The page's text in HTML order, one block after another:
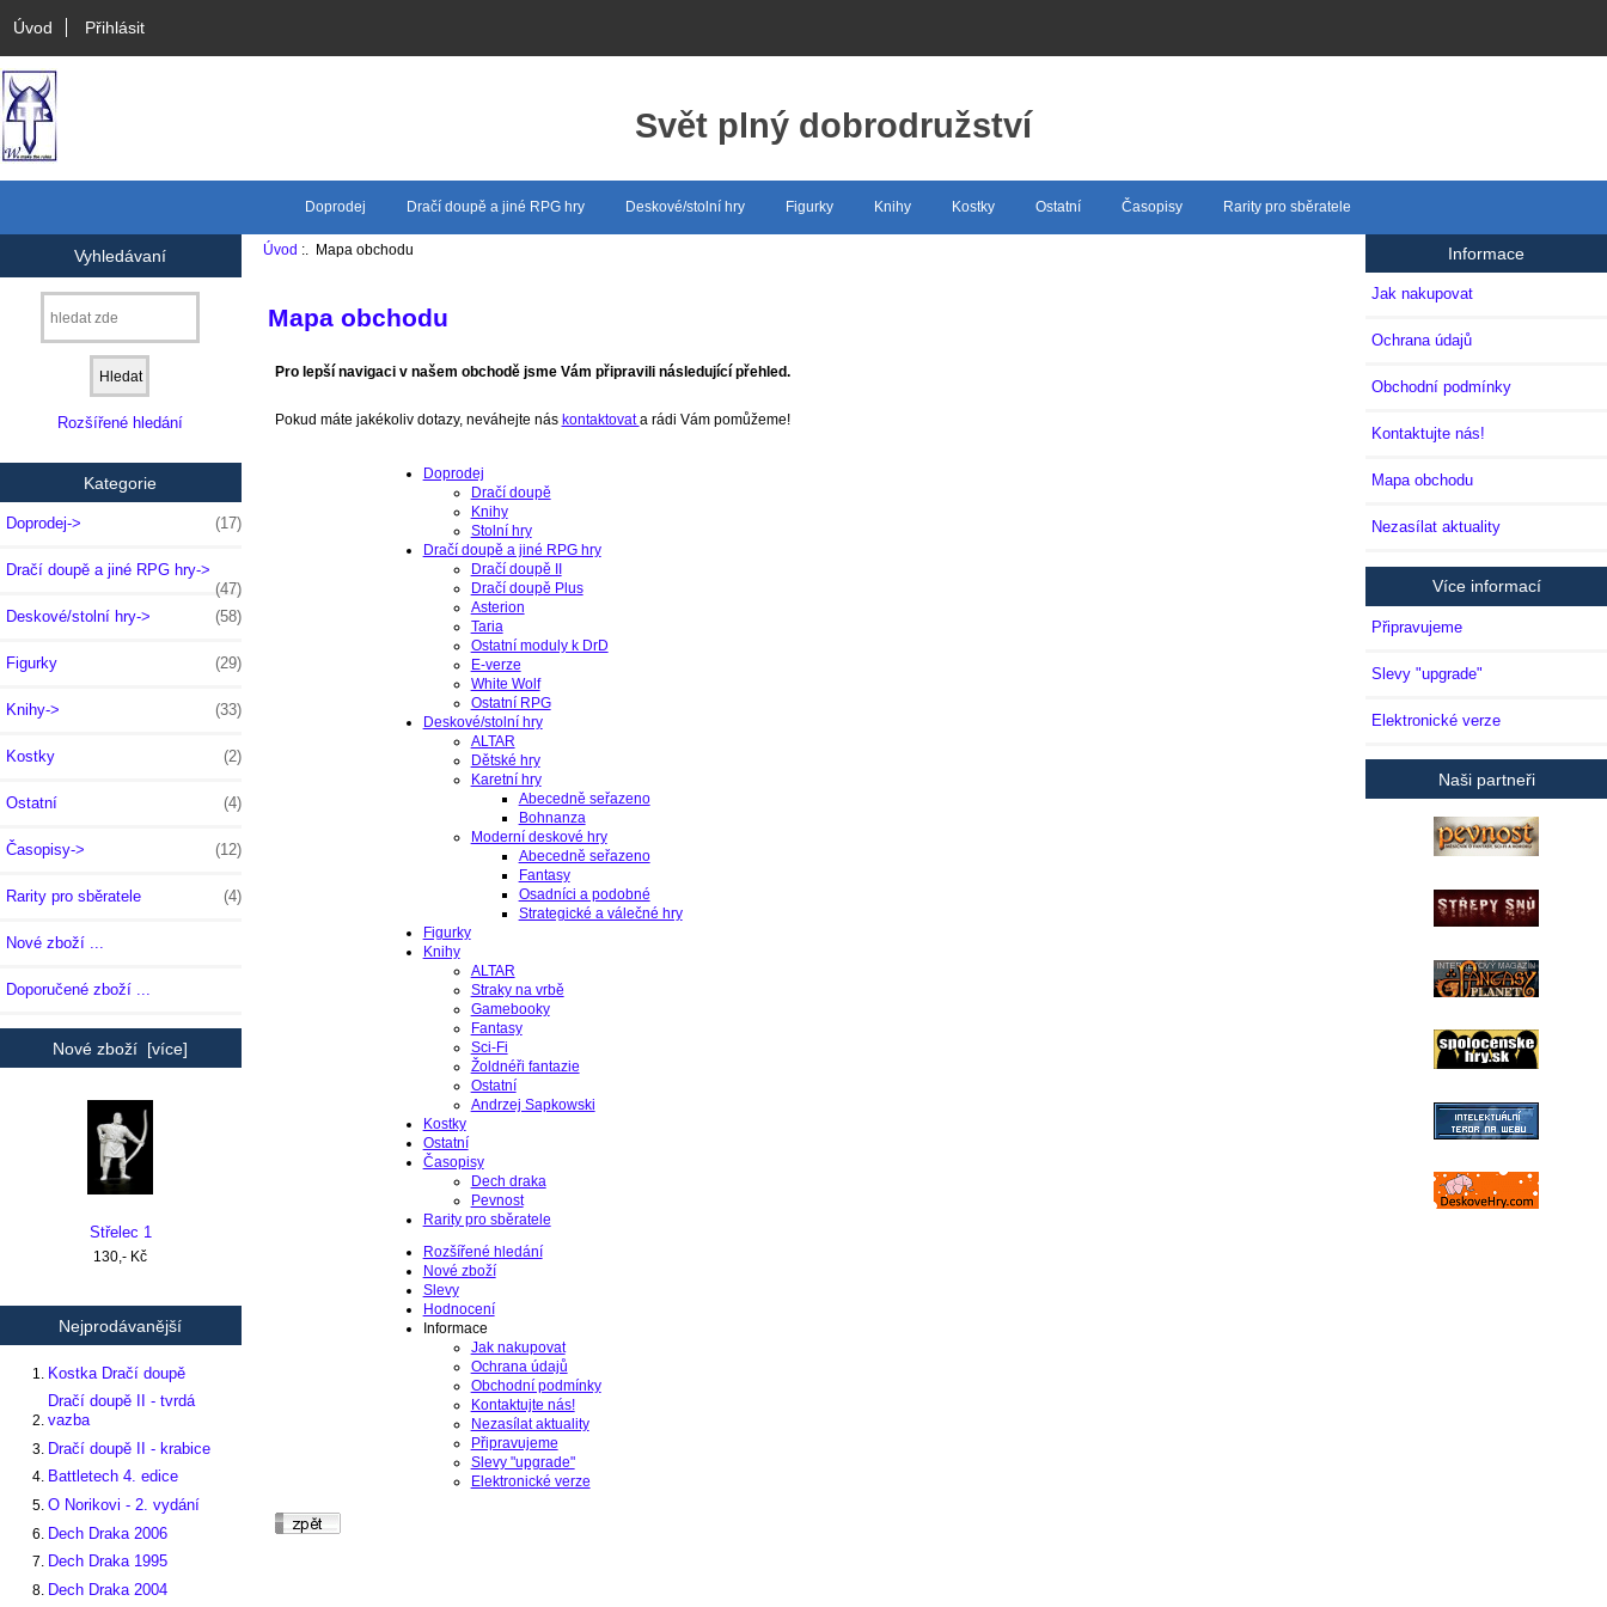
Úvod Přihlásit
Svět plný dobrodružství
Doprodej Dračí doupě a jiné RPG hry Deskové/stolní hry Figurky Knihy Kostky Ostatní Časopisy Rarity pro sběratele
Vyhledávaní
Rozšířené hledání
Kategorie
Doprodej-> (17)
Dračí doupě a jiné RPG hry->
(47)
Deskové/stolní hry->
(58)
Figurky (29)
Knihy-> (33)
Kostky (2)
Ostatní (4)
Časopisy-> (12)
Rarity pro sběratele (4)
Nové zboží ...
Doporučené zboží ...
Nové zboží [více]
Střelec 1
130,- Kč
Nejprodávanější
Kostka Dračí doupě
Dračí doupě II - tvrdá
vazba
Dračí doupě II - krabice
Battletech 4. edice
O Norikovi - 2. vydání
Dech Draka 2006
Dech Draka 1995
Dech Draka 2004
Úvod :. Mapa obchodu
Mapa obchodu
Pro lepší navigaci v našem obchodě jsme Vám připravili následující přehled.
Pokud máte jakékoliv dotazy, neváhejte nás kontaktovata rádi Vám pomůžeme!
Doprodej
Dračí doupě
Knihy
Stolní hry
Dračí doupě a jiné RPG hry
Dračí doupě II
Dračí doupě Plus
Asterion
Taria
Ostatní moduly k DrD
E-verze
White Wolf
Ostatní RPG
Deskové/stolní hry
ALTAR
Dětské hry
Karetní hry
Abecedně seřazeno
Bohnanza
Moderní deskové hry
Abecedně seřazeno
Fantasy
Osadníci a podobné
Strategické a válečné hry
Figurky
Knihy
ALTAR
Straky na vrbě
Gamebooky
Fantasy
Sci-Fi
Žoldnéři fantazie
Ostatní
Andrzej Sapkowski
Kostky
Ostatní
Časopisy
Dech draka
Pevnost
Rarity pro sběratele
Rozšířené hledání
Nové zboží
Slevy
Hodnocení
Informace
Jak nakupovat
Ochrana údajů
Obchodní podmínky
Kontaktujte nás!
Nezasílat aktuality
Připravujeme
Slevy "upgrade"
Elektronické verze
Informace
Jak nakupovat
Ochrana údajů
Obchodní podmínky
Kontaktujte nás!
Mapa obchodu
Nezasílat aktuality
Více informací
Připravujeme
Slevy "upgrade"
Elektronické verze
Naši partneři